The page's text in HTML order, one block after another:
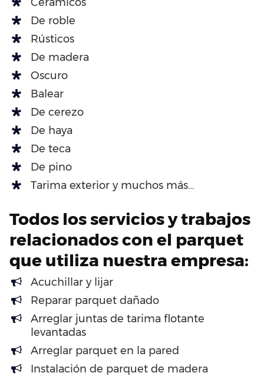
De roble
Rústicos
De madera
Oscuro
Balear
De cerezo
De haya
De teca
De pino
Tarima exterior y muchos más…
Todos los servicios y trabajos
relacionados con el parquet
que utiliza nuestra empresa:
Acuchillar y lijar
Reparar parquet dañado
Arreglar juntas de tarima flotante
levantadas
Arreglar parquet en la pared
Instalación de parquet de madera